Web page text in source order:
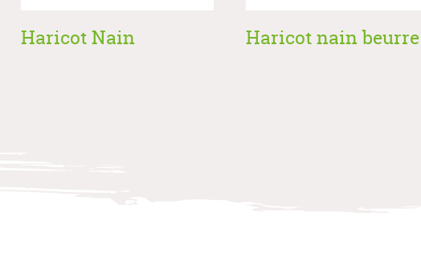
Haricot Nain Haricot nain beurre